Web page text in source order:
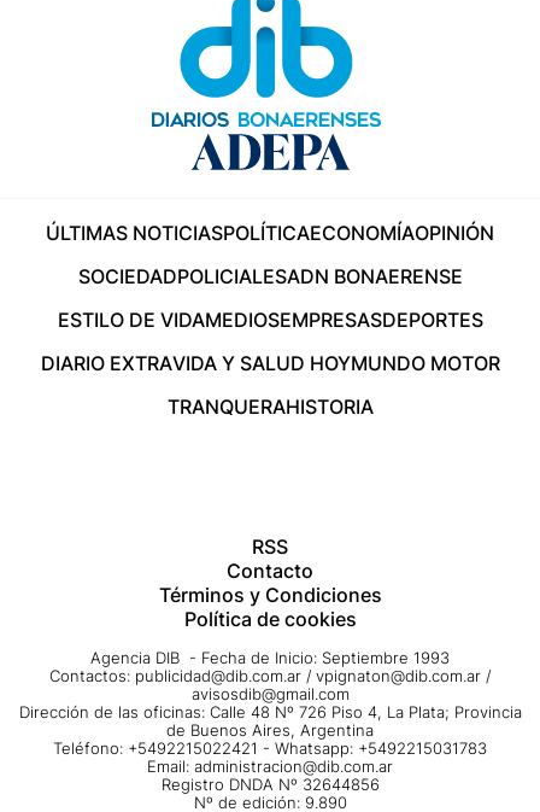
ÚLTIMAS NOTICIASPOLÍTICAECONOMÍAOPINIÓN
SOCIEDADPOLICIALESADN BONAERENSE
ESTILO DE VIDAMEDIOSEMPRESASDEPORTES
DIARIO EXTRAVIDA Y SALUD HOYMUNDO MOTOR
TRANQUERAHISTORIA
RSS
Contacto
Términos y Condiciones
Política de cookies
Agencia DIB - Fecha de Inicio: Septiembre 1993
Contactos: publicidad@dib.com.ar / vpignaton@dib.com.ar /
avisosdib@gmail.com
Dirección de las oficinas: Calle 48 Nº 726 Piso 4, La Plata; Provincia
de Buenos Aires, Argentina
Teléfono: +5492215022421 - Whatsapp: +5492215031783
Email: administracion@dib.com.ar
Registro DNDA Nº 32644856
Nº de edición: 9.890